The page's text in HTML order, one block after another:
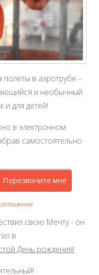
в аэротрубе –
и необычный
и для детей!
в электронном
самостоятельно
Перезвоните мне
свою Мечту - он
в
День рождения!